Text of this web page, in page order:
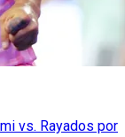
vs. Rayados por